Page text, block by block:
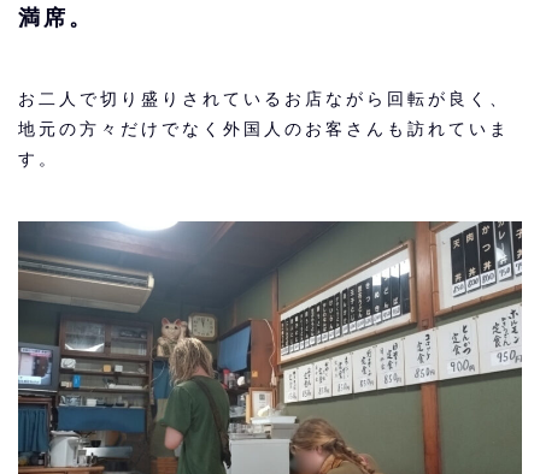
満席。
お二人で切り盛りされているお店ながら回転が良く、
地元の方々だけでなく外国人のお客さんも訪れていま
す。